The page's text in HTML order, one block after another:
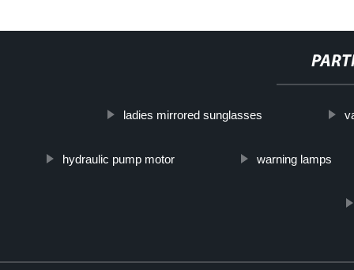
ladies mirrored sunglasses
hydraulic pump motor warning lamps